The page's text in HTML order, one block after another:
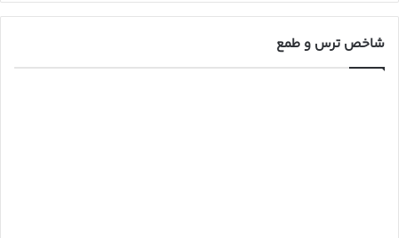
شاخص ترس و طمع